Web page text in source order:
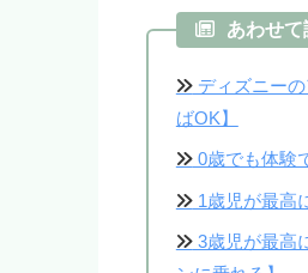
あわせ
ディズニーの
ばOK】
0歳でも体験
1歳児が最高
3歳児が最高